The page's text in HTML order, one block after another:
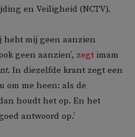
en Veiligheid (NCTV).
hebt mij geen aanzien
geen aanzien’, zegt imam
. In diezelfde krant zegt een
om me heen: als de
houdt het op. En het
antwoord op.’